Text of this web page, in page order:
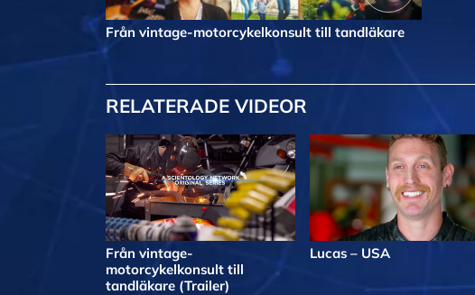
Från vintage-motorcykelkonsult till tandläkare
RELATERADE VIDEOR
Från vintage-
motorcykelkonsult till
tandläkare (Trailer)
Lucas – USA